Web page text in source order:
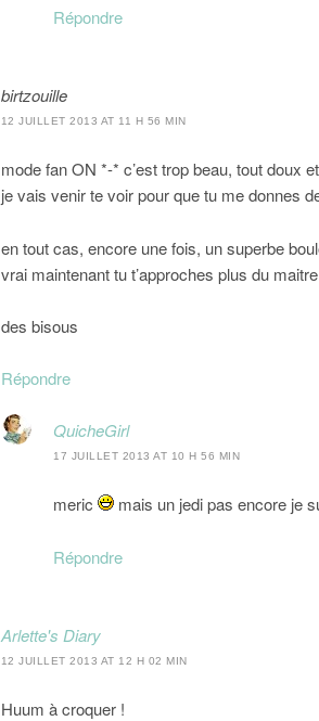
Répondre
birtzouille
12 JUILLET 2013 AT 11 H 56 MIN
mode fan ON *-* c’est trop beau, tout doux
je vais venir te voir pour que tu me donnes
en tout cas, encore une fois, un superbe
vrai maintenant tu t’approches plus du
des bisous
Répondre
QuicheGirl
17 JUILLET 2013 AT 10 H 56 MIN
meric mais un jedi pas encore je
Répondre
Arlette's Diary
12 JUILLET 2013 AT 12 H 02 MIN
Huum à croquer !